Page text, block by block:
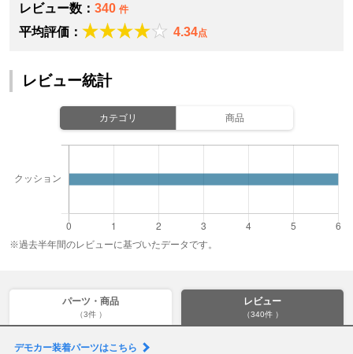
レビュー数： 340 件
平均評価： 4.34点
レビュー統計
カテゴリ 商品
※過去半年間のレビューに基づいたデータです。
パーツ・商品
（3件 ）
レビュー
（340件 ）
デモカー装着パーツはこちら